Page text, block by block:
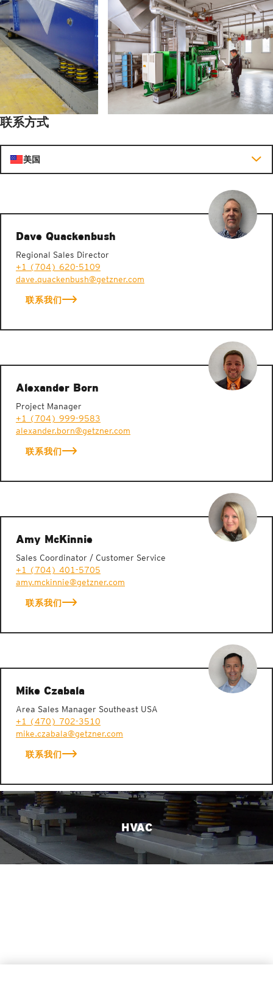
联系方式
美国
Dave Quackenbush
Regional Sales Director
+1 (704) 620-5109
dave.quackenbush@getzner.com
联系我们
Alexander Born
Project Manager
+1 (704) 999-9583
alexander.born@getzner.com
联系我们
Amy McKinnie
Sales Coordinator / Customer Service
+1 (704) 401-5705
amy.mckinnie@getzner.com
联系我们
Mike Czabala
Area Sales Manager Southeast USA
+1 (470) 702-3510
mike.czabala@getzner.com
联系我们
HVAC